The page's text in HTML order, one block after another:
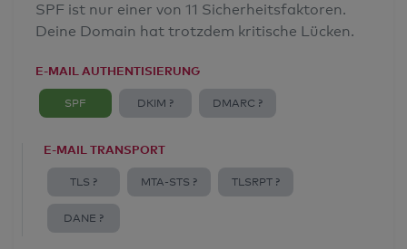
SPF ist nur einer von 11 Sicherheitsfaktoren.
Deine Domain hat trotzdem kritische Lücken.
E-MAIL AUTHENTISIERUNG
SPF DKIM ? DMARC ?
E-MAIL TRANSPORT
TLS ? MTA-STS ? TLSRPT ?
DANE ?